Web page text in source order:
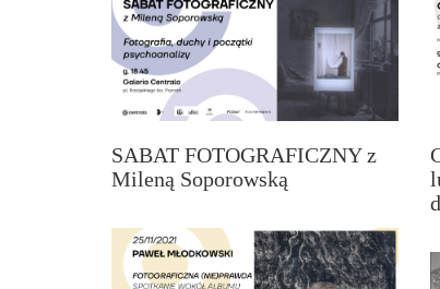
SABAT FOTOGRAFICZNY z
Mileną Soporowską